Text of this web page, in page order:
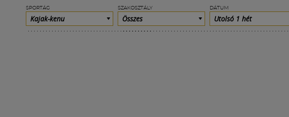
SPORTÁG
Kajak-kenu
SZAKOSZTÁLY
Összes
DÁTUM
Utolsó 1 hét